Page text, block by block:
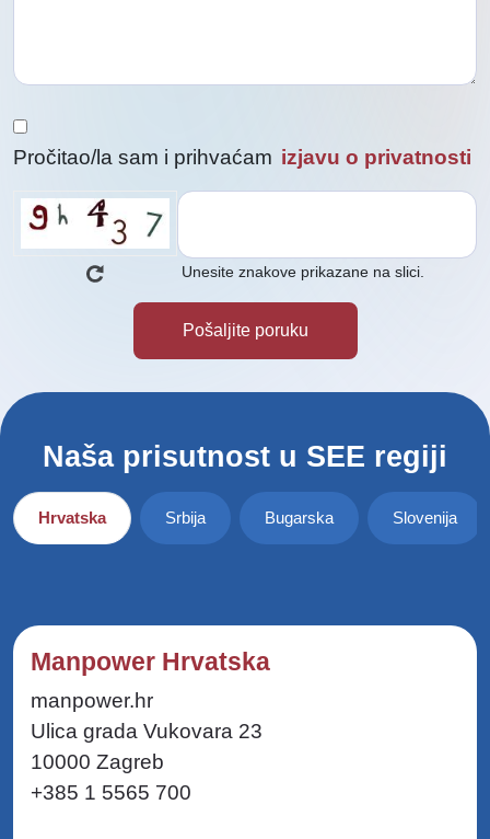
Pročitao/la sam i prihvaćam izjavu o privatnosti
Unesite znakove prikazane na slici.
Naša prisutnost u SEE regiji
Hrvatska Srbija Bugarska Slovenija
Manpower Hrvatska
manpower.hr
Ulica grada Vukovara 23
10000 Zagreb
+385 1 5565 700